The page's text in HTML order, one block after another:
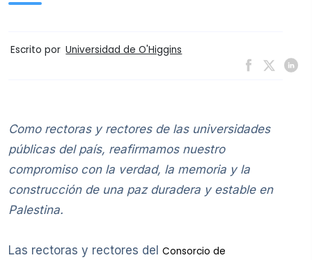
Escrito por Universidad de O'Higgins
Como rectoras y rectores de las universidades
públicas del país, reafirmamos nuestro
compromiso con la verdad, la memoria y la
construcción de una paz duradera y estable en
Palestina.
Las rectoras y rectores del Consorcio de